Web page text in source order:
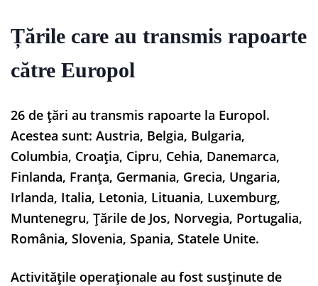
Țările care au transmis rapoarte
către Europol
26 de țări au transmis rapoarte la Europol.
Acestea sunt: Austria, Belgia, Bulgaria,
Columbia, Croația, Cipru, Cehia, Danemarca,
Finlanda, Franța, Germania, Grecia, Ungaria,
Irlanda, Italia, Letonia, Lituania, Luxemburg,
Muntenegru, Țările de Jos, Norvegia, Portugalia,
România, Slovenia, Spania, Statele Unite.
Activitățile operaționale au fost susținute de